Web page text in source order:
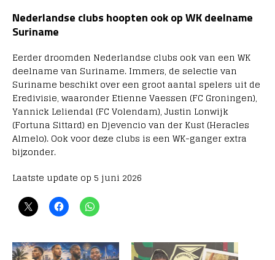
Nederlandse clubs hoopten ook op WK deelname
Suriname
Eerder droomden Nederlandse clubs ook van een WK
deelname van Suriname. Immers, de selectie van
Suriname beschikt over een groot aantal spelers uit de
Eredivisie, waaronder Etienne Vaessen (FC Groningen),
Yannick Leliendal (FC Volendam), Justin Lonwijk
(Fortuna Sittard) en Djevencio van der Kust (Heracles
Almelo). Ook voor deze clubs is een WK-ganger extra
bijzonder.
Laatste update op 5 juni 2026